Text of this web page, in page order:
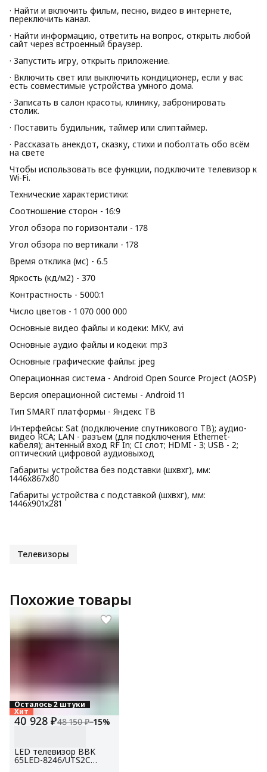
· Найти и включить фильм, песню, видео в интернете,
переключить канал.
· Найти информацию, ответить на вопрос, открыть любой
сайт через встроенный браузер.
· Запустить игру, открыть приложение.
· Включить свет или выключить кондиционер, если у вас
есть совместимые устройства умного дома.
· Записать в салон красоты, клинику, забронировать
столик.
· Поставить будильник, таймер или слиптаймер.
· Рассказать анекдот, сказку, стихи и поболтать обо всём
на свете
Чтобы использовать все функции, подключите телевизор к
Wi-Fi.
Технические характеристики:
Соотношение сторон - 16:9
Угол обзора по горизонтали - 178
Угол обзора по вертикали - 178
Время отклика (мс) - 6.5
Яркость (кд/м2) - 370
Контрастность - 5000:1
Число цветов - 1 070 000 000
Основные видео файлы и кодеки: MKV, avi
Основные аудио файлы и кодеки: mp3
Основные графические файлы: jpеg
Операционная система - Android Open Source Project (AOSP)
Версия операционной системы - Android 11
Тип SMART платформы - Яндекс ТВ
Интерфейсы: Sat (подключение спутникового ТВ); аудио-
видео RCA; LAN - разъем (для подключения Ethernet-
кабеля); антенный вход RF In; CI слот; HDMI - 3; USB - 2;
оптический цифровой аудиовыход
Габариты устройства без подставки (шхвхг), мм:
1446х867х80
Габариты устройства с подставкой (шхвхг), мм:
1446х901х281
Телевизоры
Похожие товары
Осталось 2 штуки
Хит
40 928 ₽48 150 ₽−15%
LED телевизор BBK
65LED-8246/UTS2C